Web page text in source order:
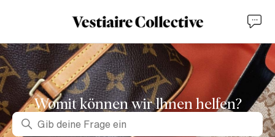
Womit können wir lhnen helfen?
Suche